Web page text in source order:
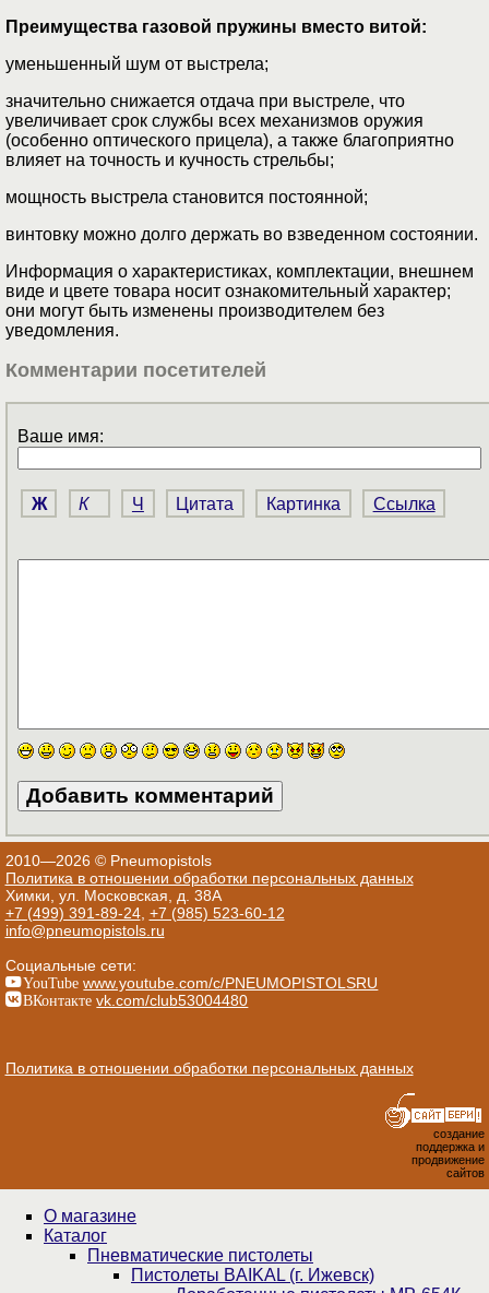
Преимущества газовой пружины вместо витой:
уменьшенный шум от выстрела;
значительно снижается отдача при выстреле, что
увеличивает срок службы всех механизмов оружия
(особенно оптического прицела), а также благоприятно
влияет на точность и кучность стрельбы;
мощность выстрела становится постоянной;
винтовку можно долго держать во взведенном состоянии.
Информация о характеристиках, комплектации, внешнем
виде и цвете товара носит ознакомительный характер;
они могут быть изменены производителем без
уведомления.
Комментарии посетителей
Ваше имя:
Ж К Ч Цитата Картинка Ссылка
2010—2026 © Pneumopistols
Политика в отношении обработки персональных данных
Химки, ул. Московская, д. 38А
+7 (499) 391-89-24, +7 (985) 523-60-12
info@pneumopistols.ru
Социальные сети:
YouTube www.youtube.com/c/PNEUMOPISTOLSRU
ВКонтакте vk.com/club53004480
Политика в отношении обработки персональных данных
создание
поддержка и
продвижение
сайтов
О магазине
Каталог
Пнев­ма­ти­чес­кие пистолеты
Пистолеты BAIKAL (г. Ижевск)